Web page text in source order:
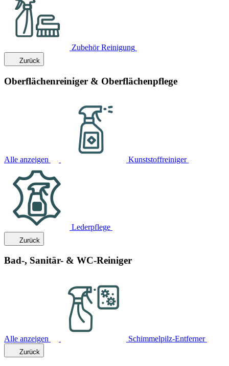
Zubehör Reinigung
Zurück
Oberflächenreiniger & Oberflächenpflege
Alle anzeigen Kunststoffreiniger
Lederpflege
Zurück
Bad-, Sanitär- & WC-Reiniger
Alle anzeigen Schimmelpilz-Entferner
Zurück